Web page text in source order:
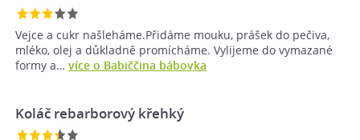
Vejce a cukr našleháme.Přidáme mouku, prášek do pečiva,
mléko, olej a důkladně promícháme. Vylijeme do vymazané
formy a… více o Babiččina bábovka
Koláč rebarborový křehký